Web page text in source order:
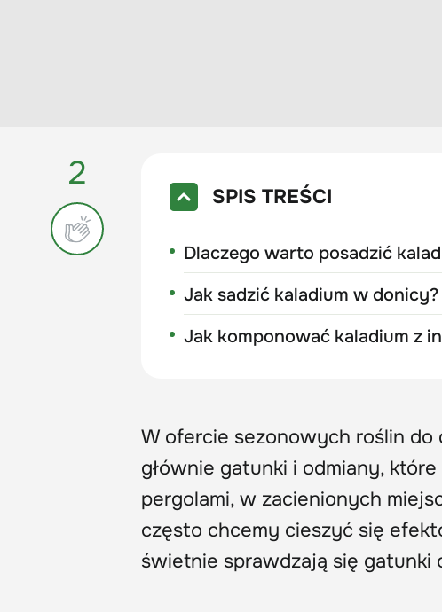
2
SPIS TREŚCI
Dlaczego warto posadzić
Jak sadzić kaladium w donicy?
Jak komponować kaladium z
W ofercie sezonowych roślin
głównie gatunki i odmiany,
pergolami, w zacienionych
często chcemy cieszyć się
świetnie sprawdzają się gatunki